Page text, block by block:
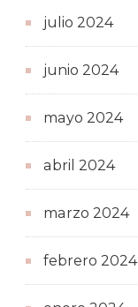
julio 2024
junio 2024
mayo 2024
abril 2024
marzo 2024
febrero 2024